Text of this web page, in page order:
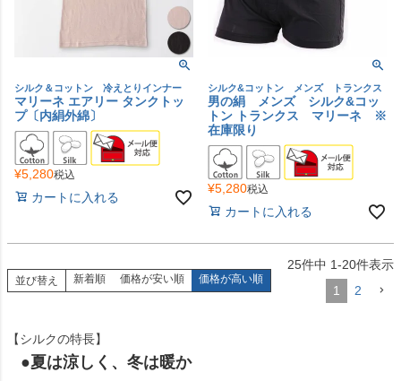
シルク＆コットン 冷えとりインナー
マリーネ エアリー タンクトッ
プ〔内絹外綿〕
¥5,280税込
カートに入れる
シルク&コットン メンズ トランクス
男の絹 メンズ シルク&コッ
トン トランクス マリーネ ※
在庫限り
¥5,280税込
カートに入れる
並び替え 新着順 価格が安い順 価格が高い順
25件中 1-20件表示
1
2
【シルクの特長】
●夏は涼しく、冬は暖か